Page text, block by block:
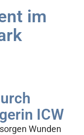
im
ICW
Wunden